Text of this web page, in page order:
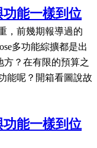
，前幾期報導過的
多功能綜擴都是出
方？在有限的預算之
能呢？開箱看圖說故